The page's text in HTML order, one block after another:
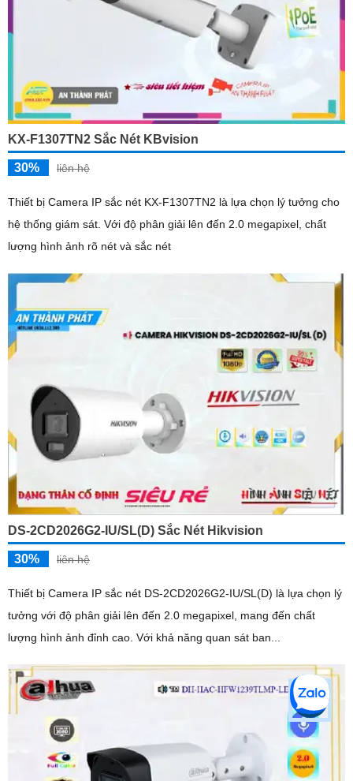
KX-F1307TN2 Sắc Nét KBvision
30% liên hệ
Thiết bị Camera IP sắc nét KX-F1307TN2 là lựa chọn lý tưởng cho
hệ thống giám sát. Với độ phân giải lên đến 2.0 megapixel, chất
lượng hình ảnh rõ nét và sắc nét
DS-2CD2026G2-IU/SL(D) Sắc Nét Hikvision
30% liên hệ
Thiết bị Camera IP sắc nét DS-2CD2026G2-IU/SL(D) là lựa chọn lý
tưởng với độ phân giải lên đến 2.0 megapixel, mang đến chất
lượng hình ảnh đỉnh cao. Với khả năng quan sát ban...